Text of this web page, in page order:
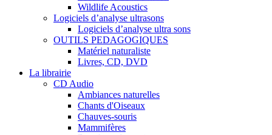
Wildlife Acoustics
Logiciels d’analyse ultrasons
Logiciels d’analyse ultra sons
OUTILS PEDAGOGIQUES
Matériel naturaliste
Livres, CD, DVD
La librairie
CD Audio
Ambiances naturelles
Chants d'Oiseaux
Chauves-souris
Mammifères